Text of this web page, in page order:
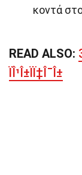
κοντά
READ ALSO:
ÏÎ¹Î±ÏÏ‡Î¯Î±